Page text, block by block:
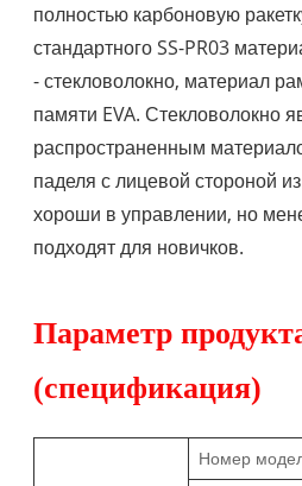
полностью карбоновую
стандартного SS-PR03
- стекловолокно, материал
памяти EVA. Стекловолокно
распространенным
паделя с лицевой стороной
хороши в управлении, но
подходят для новичков.
Параметр
(спецификация)
Номер